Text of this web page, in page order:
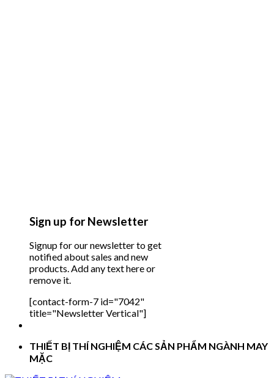
Sign up for Newsletter
Signup for our newsletter to get
notified about sales and new
products. Add any text here or
remove it.
[contact-form-7 id="7042"
title="Newsletter Vertical"]
THIẾT BỊ THÍ NGHIỆM CÁC SẢN PHẨM NGÀNH MAY
MẶC